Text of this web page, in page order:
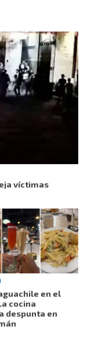
víctimas
en el
cocina
despunta en